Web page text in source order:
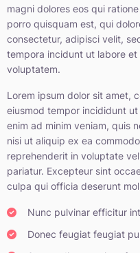
magni dolores eos qui
porro quisquam est, qui
consectetur, adipisci velit,
tempora incidunt ut labore
voluptatem.
Lorem ipsum dolor sit amet,
eiusmod tempor incididunt
enim ad minim veniam, quis
nisi ut aliquip ex ea
reprehenderit in voluptate
pariatur. Excepteur sint
culpa qui officia deserunt
Nunc pulvinar efficitur
Donec feugiat feugiat